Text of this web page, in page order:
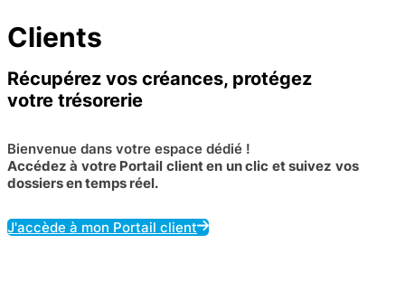
Clients
Récupérez vos créances, protégez
votre trésorerie
Bienvenue dans votre espace dédié !
Accédez à votre Portail client en un clic et suivez vos
dossiers en temps réel.
J'accède à mon Portail client